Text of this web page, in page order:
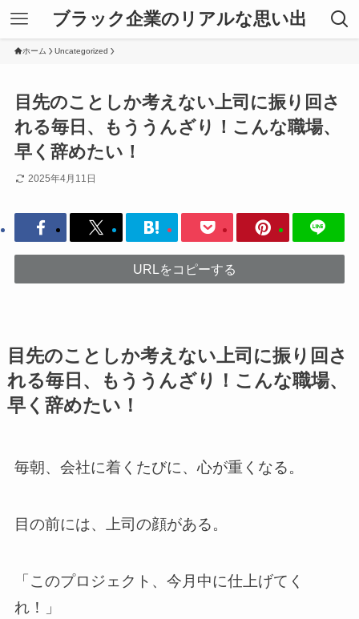
ブラック企業のリアルな思い出
ホーム Uncategorized
目先のことしか考えない上司に振り回さ
れる毎日、もううんざり！こんな職場、
早く辞めたい！
2025年4月11日
URLをコピーする
目先のことしか考えない上司に振り回さ
れる毎日、もううんざり！こんな職場、
早く辞めたい！
毎朝、会社に着くたびに、心が重くなる。
目の前には、上司の顔がある。
「このプロジェクト、今月中に仕上げてく
れ！」